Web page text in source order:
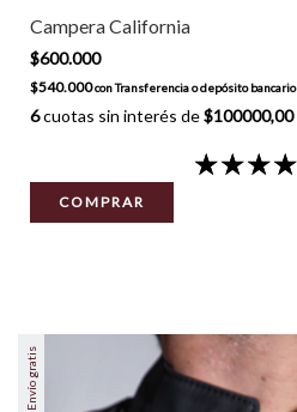
Campera California
$600.000
$540.000conTransferencia o depósito bancario
6cuotas sin interés de$100000,00
COMPRAR
Envío gratis